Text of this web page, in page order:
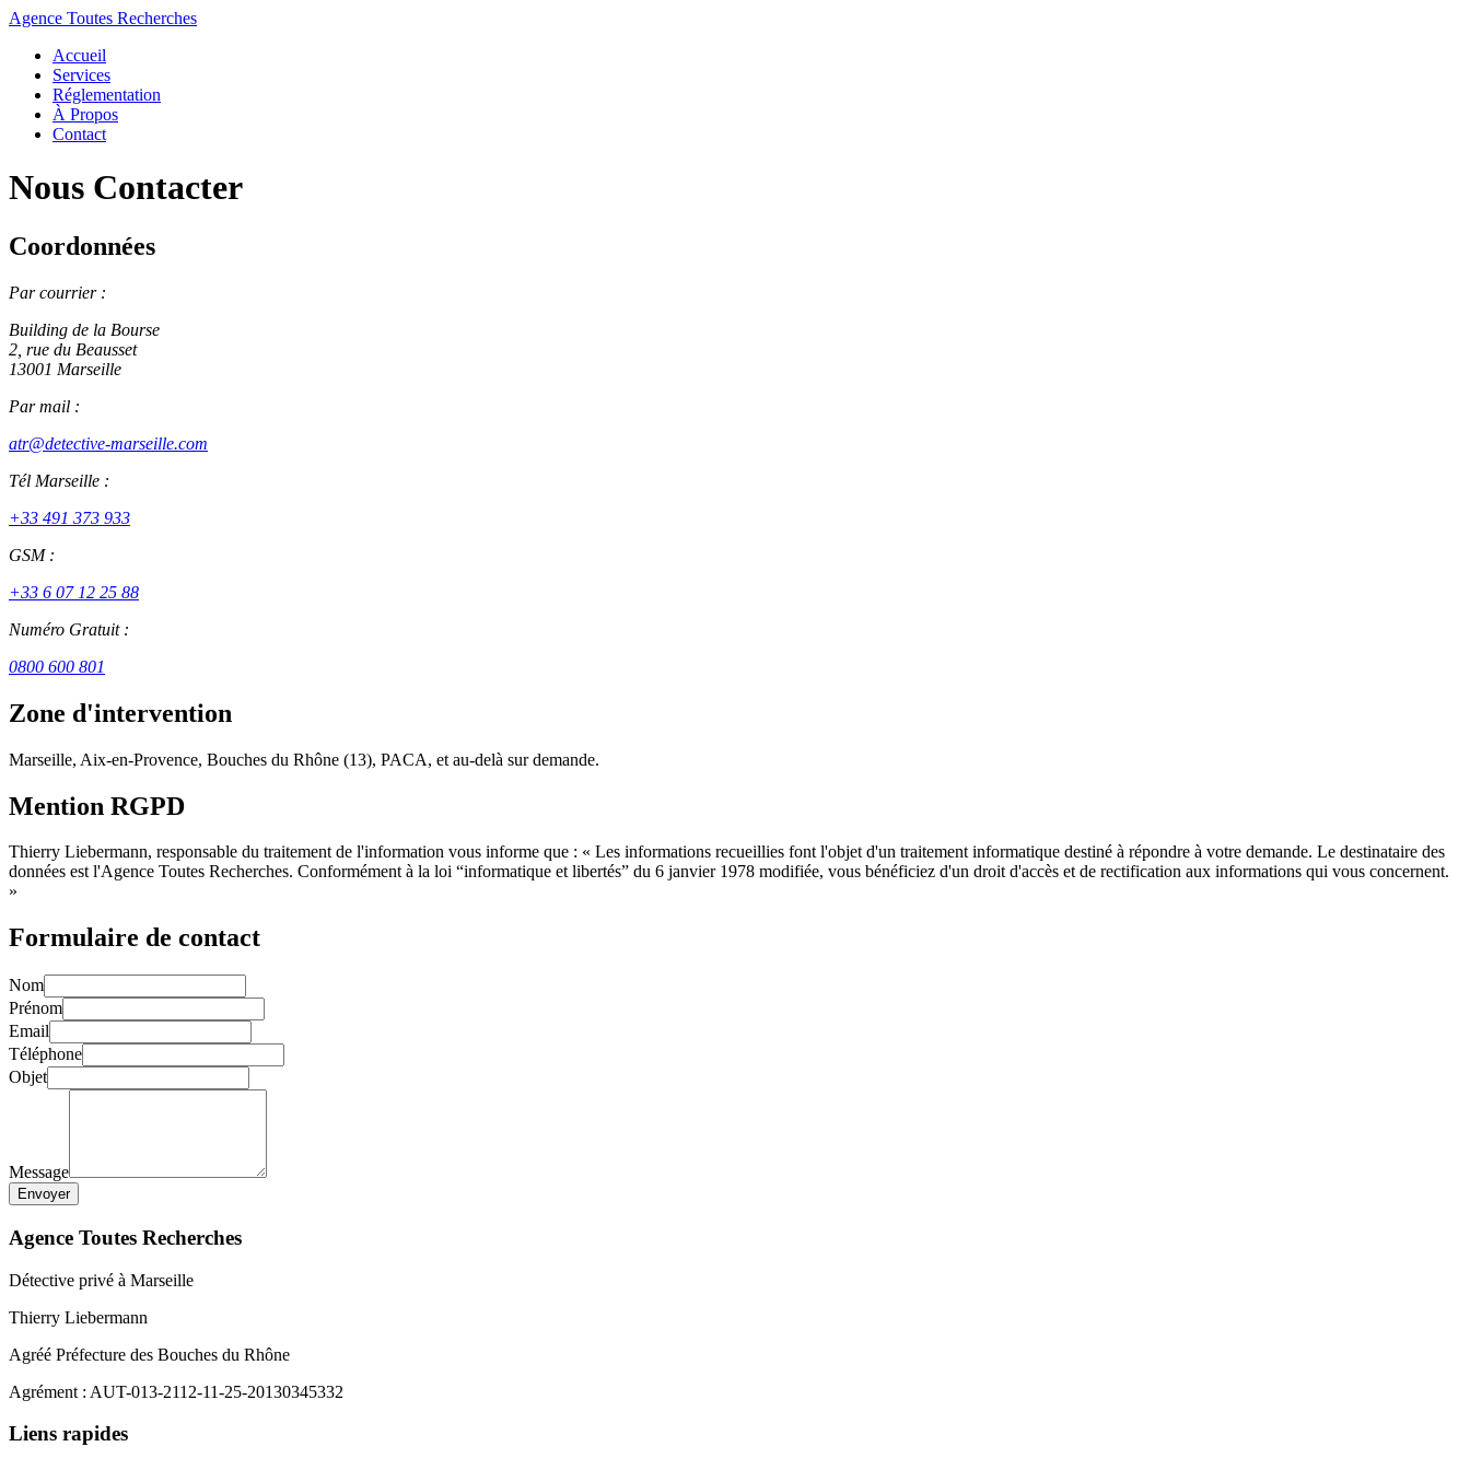
Agence Toutes Recherches
Accueil
Services
Réglementation
À Propos
Contact
Nous Contacter
Coordonnées
Par courrier :
Building de la Bourse
2, rue du Beausset
13001 Marseille
Par mail :
atr@detective-marseille.com
Tél Marseille :
+33 491 373 933
GSM :
+33 6 07 12 25 88
Numéro Gratuit :
0800 600 801
Zone d'intervention
Marseille, Aix-en-Provence, Bouches du Rhône (13), PACA, et au-delà sur demande.
Mention RGPD
Thierry Liebermann, responsable du traitement de l'information vous informe que : « Les informations recueillies font l'objet d'un traitement informatique destiné à répondre à votre demande. Le destinataire des
données est l'Agence Toutes Recherches. Conformément à la loi “informatique et libertés” du 6 janvier 1978 modifiée, vous bénéficiez d'un droit d'accès et de rectification aux informations qui vous concernent.
»
Formulaire de contact
Nom
Prénom
Email
Téléphone
Objet
Message
Envoyer
Agence Toutes Recherches
Détective privé à Marseille
Thierry Liebermann
Agréé Préfecture des Bouches du Rhône
Agrément : AUT-013-2112-11-25-20130345332
Liens rapides